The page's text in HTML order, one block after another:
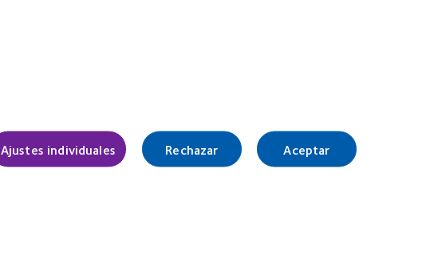
Ajustes individuales Rechazar Aceptar